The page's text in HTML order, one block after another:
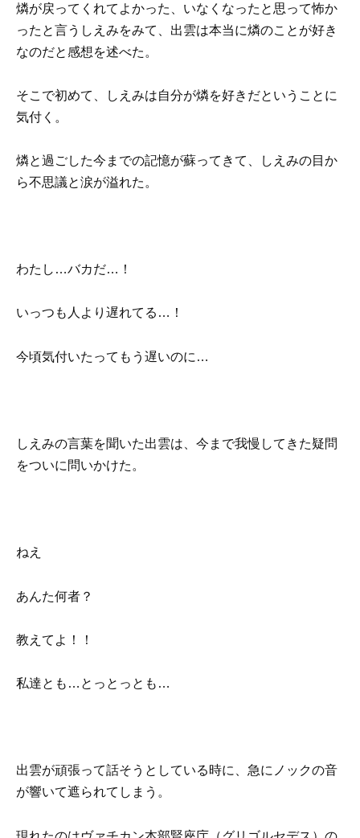
燐が戻ってくれてよかった、いなくなったと思って怖か
ったと言うしえみをみて、出雲は本当に燐のことが好き
なのだと感想を述べた。
そこで初めて、しえみは自分が燐を好きだということに
気付く。
燐と過ごした今までの記憶が蘇ってきて、しえみの目か
ら不思議と涙が溢れた。
わたし…バカだ…！
いっつも人より遅れてる…！
今頃気付いたってもう遅いのに…
しえみの言葉を聞いた出雲は、今まで我慢してきた疑問
をついに問いかけた。
ねえ
あんた何者？
教えてよ！！
私達とも…とっとっとも…
出雲が頑張って話そうとしている時に、急にノックの音
が響いて遮られてしまう。